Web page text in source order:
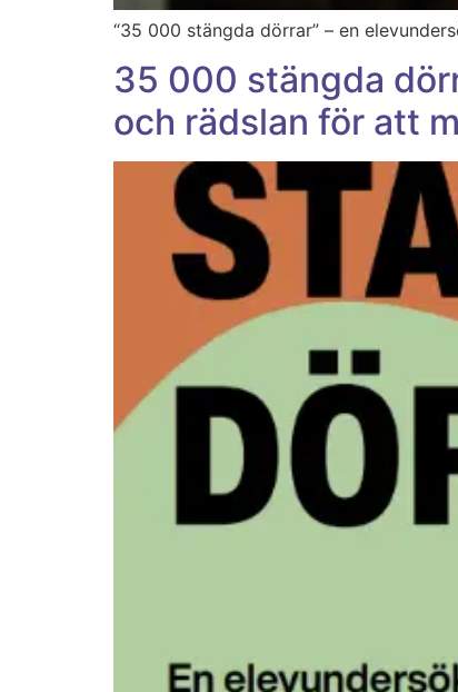
“35 000 stängda dörrar” – en
35 000 stängda
och rädslan för att